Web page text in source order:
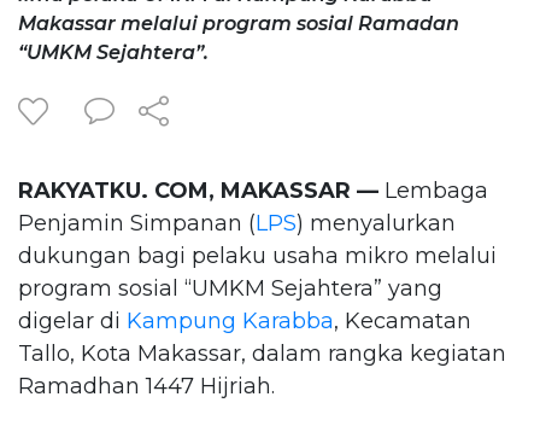
Makassar melalui program sosial Ramadan
“UMKM Sejahtera”.
RAKYATKU. COM, MAKASSAR — Lembaga
Penjamin Simpanan (LPS) menyalurkan
dukungan bagi pelaku usaha mikro melalui
program sosial “UMKM Sejahtera” yang
digelar di Kampung Karabba, Kecamatan
Tallo, Kota Makassar, dalam rangka kegiatan
Ramadhan 1447 Hijriah.